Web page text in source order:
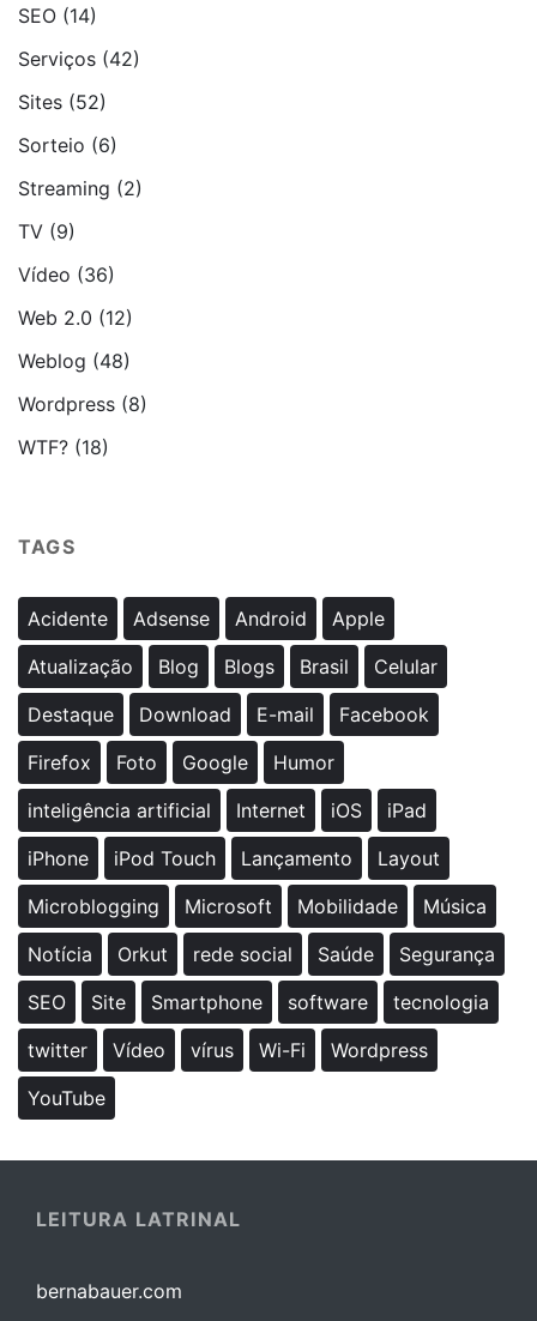
SEO (14)
Serviços (42)
Sites (52)
Sorteio (6)
Streaming (2)
TV (9)
Vídeo (36)
Web 2.0 (12)
Weblog (48)
Wordpress (8)
WTF? (18)
TAGS
Acidente Adsense Android
Apple
Atualização
Blog Blogs Brasil
Celular
Destaque
Download E-mail
Facebook
Firefox
Foto Google
Humor
inteligência artificial
Internet iOS
iPad
iPhone
iPod Touch Lançamento
Layout
Microblogging
Microsoft Mobilidade
Música
Notícia
Orkut rede social Saúde
Segurança
SEO
Site Smartphone software
tecnologia
twitter
Vídeo vírus Wi-Fi
Wordpress
YouTube
LEITURA LATRINAL
bernabauer.com